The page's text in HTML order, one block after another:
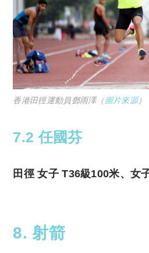
香港田徑運動員鄧雨澤（圖片來源）
7.2 任國芬
田徑 女子 T36級100米、女
8. 射箭